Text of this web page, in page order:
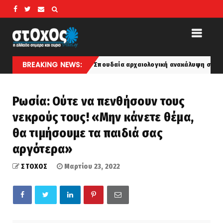
BREAKING NEWS:
latest Σπουδαία αρχαιολογική ανακάλυψη στην Άσπενδο:
Ρωσία: Ούτε να πενθήσουν τους
νεκρούς τους! «Μην κάνετε θέμα,
θα τιμήσουμε τα παιδιά σας
αργότερα»
ΣΤΟΧΟΣ Μαρτίου 23, 2022